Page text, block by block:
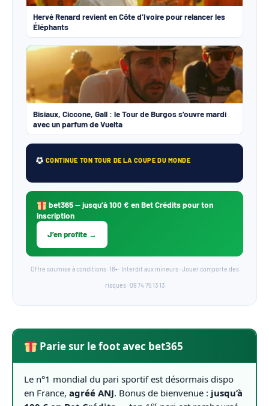
Hervé Renard revient en Côte d’Ivoire pour relancer les
Éléphants
Bisiaux, Ciccone, Gall : le Tour de Burgos s’ouvre mardi
avec un parfum de Vuelta
CONTINUE TON TOUR DE LA COUPE DU MONDE
bet365— jusqu’à 100 € en Bet Crédits pour ton
inscription
J’en profite →
Offre soumise à conditions. 18+ · Interdit aux mineurs · Jouer comporte des
risques · 09 74 75 13 13
Parie sur le foot avec bet365
Le n°1 mondial du pari sportif est désormais dispo
en France, agréé ANJ. Bonus de bienvenue : jusqu’à